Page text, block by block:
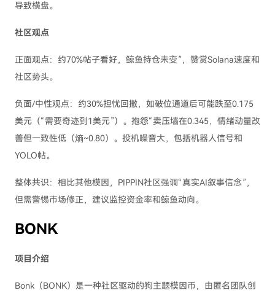
导致横盘。
社区观点
正面观点：约70%帖子看好，鲸鱼持仓未变”，赞赏Solana速度和
社区势头。
负面/中性观点：约30%担忧回撤，如破位通道后可能跌至0.175
美元（“需要奇迹到1美元”）。抱怨“卖压墙在0.345，情绪动量改
善但一致性低（熵~0.80）。投机噪音大，包括机器人信号和
YOLO帖。
整体共识：相比其他模因，PIPPIN社区强调“真实AI叙事信念”，
但需警惕市场修正，建议监控资金率和鲸鱼动向。
BONK
项目介绍
Bonk（BONK）是一种社区驱动的狗主题模因币，由匿名团队创